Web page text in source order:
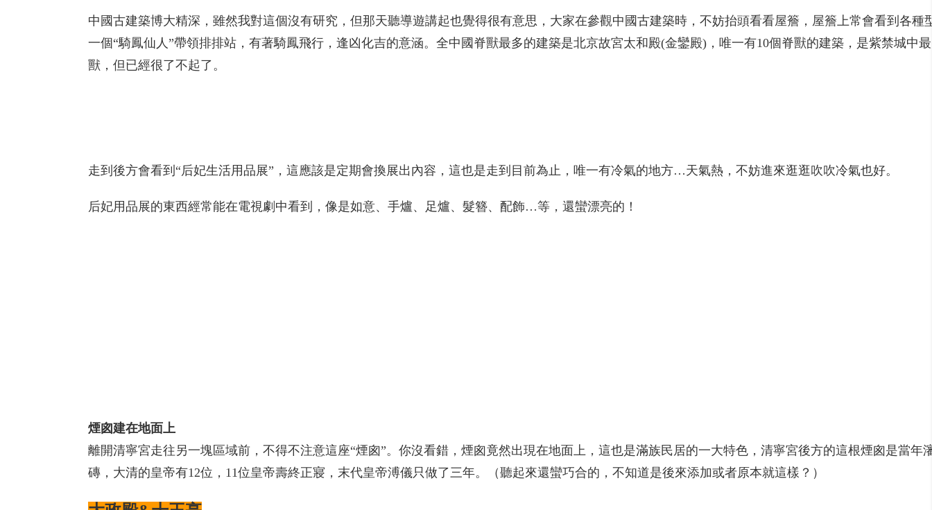
中國古建築博大精深，雖然我對這個沒有研究，但那天聽導遊講起也覺得很有意思，大家在參觀中國古建築時，不妨抬頭看看屋簷，屋簷上常會看到各
一個“騎鳳仙人”帶領排排站，有著騎鳳飛行，逢凶化吉的意涵。全中國脊獸最多的建築是北京故宮太和殿(金鑾殿)，唯一有10個脊獸的建築，是紫禁城
獸，但已經很了不起了。
走到後方會看到“后妃生活用品展”，這應該是定期會換展出內容，這也是走到目前為止，唯一有冷氣的地方…天氣熱，不妨進來逛逛吹吹冷氣也好。
后妃用品展的東西經常能在電視劇中看到，像是如意、手爐、足爐、髮簪、配飾…等，還蠻漂亮的！
煙囪建在地面上
離開清寧宮走往另一塊區域前，不得不注意這座“煙囪”。你沒看錯，煙囪竟然出現在地面上，這也是滿族民居的一大特色，清寧宮後方的這根煙囪是當
磚，大清的皇帝有12位，11位皇帝壽終正寢，末代皇帝溥儀只做了三年。（聽起來還蠻巧合的，不知道是後來添加或者原本就這樣？）